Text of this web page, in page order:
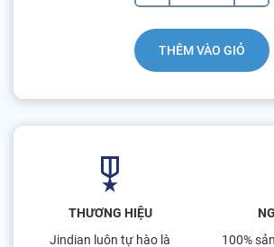
THÊM VÀO GIỎ
THƯƠNG HIỆU
Jindian luôn tự hào là
100%